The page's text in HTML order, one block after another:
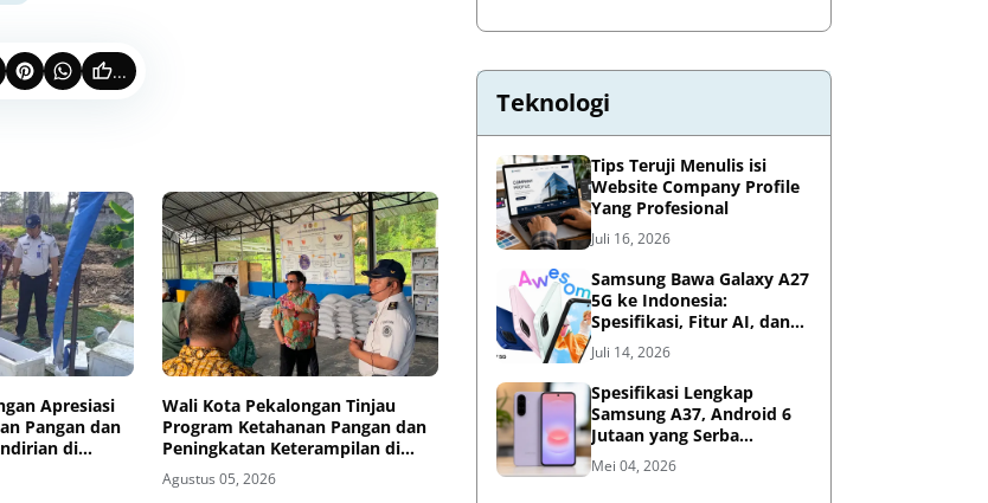
...
Apresiasi
Pangan dan
di
Wali Kota Pekalongan Tinjau
Program Ketahanan Pangan dan
Peningkatan Keterampilan di
Nusakambangan
Agustus 05, 2026
Teknologi
Tips Teruji Menulis isi
Website Company Profile
Yang Profesional
Juli 16, 2026
Samsung Bawa Galaxy A27
5G ke Indonesia:
Spesifikasi, Fitur AI, dan
Harga Resmi
Juli 14, 2026
Spesifikasi Lengkap
Samsung A37, Android 6
Jutaan yang Serba
Lengkap
Mei 04, 2026